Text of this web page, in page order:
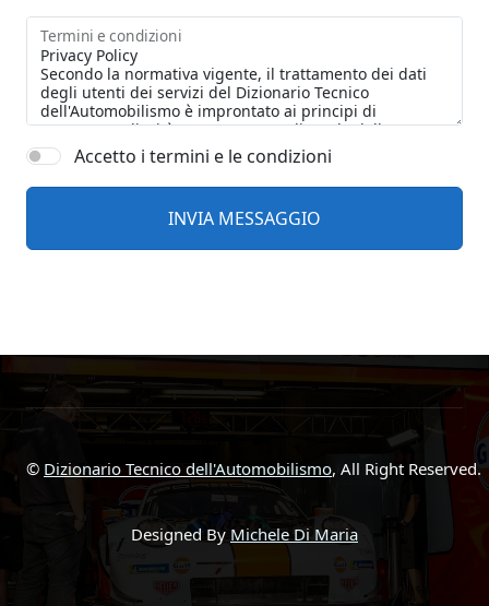
Termini e condizioni
Accetto i termini e le condizioni
© Dizionario Tecnico dell'Automobilismo, All Right Reserved.
Designed By Michele Di Maria